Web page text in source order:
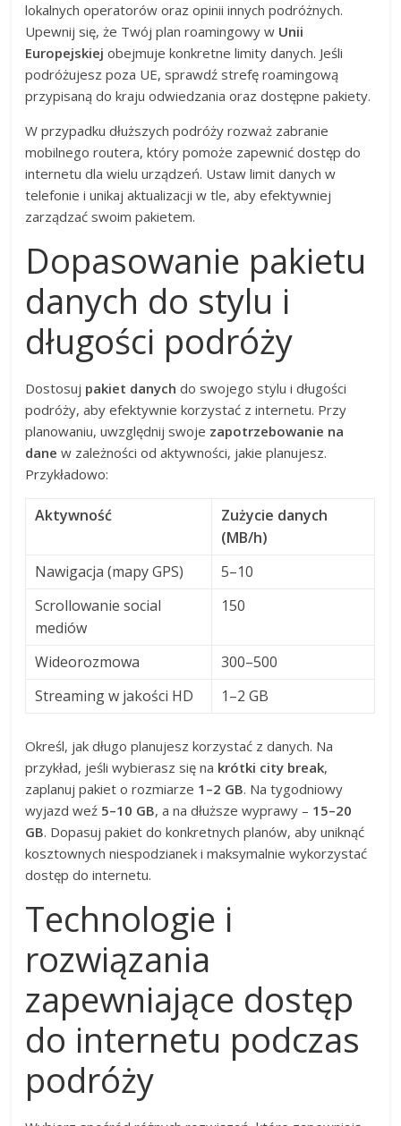
lokalnych operatorów oraz opinii innych podróżnych.
Upewnij się, że Twój plan roamingowy w Unii
Europejskiej obejmuje konkretne limity danych. Jeśli
podróżujesz poza UE, sprawdź strefę roamingową
przypisaną do kraju odwiedzania oraz dostępne pakiety.
W przypadku dłuższych podróży rozważ zabranie
mobilnego routera, który pomoże zapewnić dostęp do
internetu dla wielu urządzeń. Ustaw limit danych w
telefonie i unikaj aktualizacji w tle, aby efektywniej
zarządzać swoim pakietem.
Dopasowanie pakietu
danych do stylu i
długości podróży
Dostosuj pakiet danych do swojego stylu i długości
podróży, aby efektywnie korzystać z internetu. Przy
planowaniu, uwzględnij swoje zapotrzebowanie na
dane w zależności od aktywności, jakie planujesz.
Przykładowo:
Aktywność
Zużycie danych
(MB/h)
Nawigacja (mapy GPS)
5–10
Scrollowanie social
mediów
150
Wideorozmowa
300–500
Streaming w jakości HD
1–2 GB
Określ, jak długo planujesz korzystać z danych. Na
przykład, jeśli wybierasz się na krótki city break,
zaplanuj pakiet o rozmiarze 1–2 GB. Na tygodniowy
wyjazd weź 5–10 GB, a na dłuższe wyprawy – 15–20
GB. Dopasuj pakiet do konkretnych planów, aby uniknąć
kosztownych niespodzianek i maksymalnie wykorzystać
dostęp do internetu.
Technologie i
rozwiązania
zapewniające dostęp
do internetu podczas
podróży